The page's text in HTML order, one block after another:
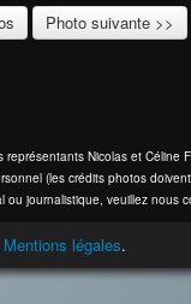
Photo suivante >>
Nicolas et Céline
(les crédits photos
journalistique, veuillez nous
Mentions légales.